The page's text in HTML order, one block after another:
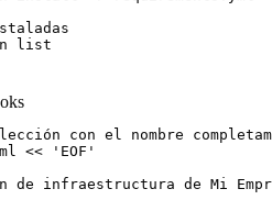
con el nombre
<< 'EOF'
de infraestructura de Mi